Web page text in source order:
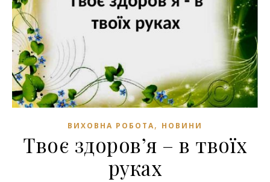
ВИХОВНА РОБОТА, НОВИНИ
Твоє здоров’я – в твоїх
руках